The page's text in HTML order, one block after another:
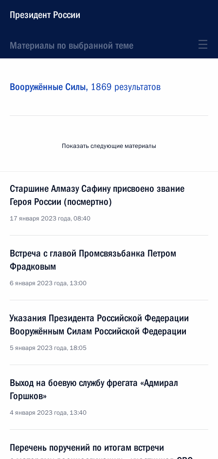
Президент России
Материалы по выбранной теме
Вооружённые Силы, 1869 результатов
Показать следующие материалы
Старшине Алмазу Сафину присвоено звание
Героя России (посмертно)
17 января 2023 года, 08:40
Встреча с главой Промсвязьбанка Петром
Фрадковым
6 января 2023 года, 13:00
Указания Президента Российской Федерации
Вооружённым Силам Российской Федерации
5 января 2023 года, 18:05
Выход на боевую службу фрегата «Адмирал
Горшков»
4 января 2023 года, 13:40
Перечень поручений по итогам встречи